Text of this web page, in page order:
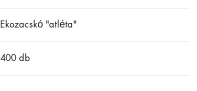
Ekozacskó "atléta"
400 db